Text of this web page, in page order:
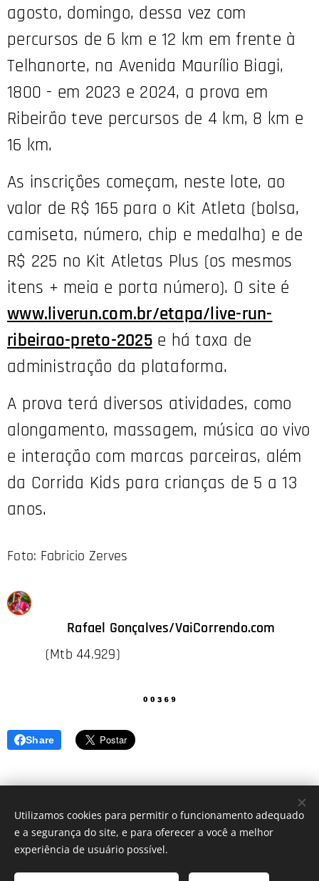
agosto, domingo, dessa vez com
percursos de 6 km e 12 km em frente à
Telhanorte, na Avenida Maurílio Biagi,
1800 - em 2023 e 2024, a prova em
Ribeirão teve percursos de 4 km, 8 km e
16 km.
As inscrições começam, neste lote, ao
valor de R$ 165 para o Kit Atleta (bolsa,
camiseta, número, chip e medalha) e de
R$ 225 no Kit Atletas Plus (os mesmos
itens + meia e porta número). O site é
www.liverun.com.br/etapa/live-run-
ribeirao-preto-2025e há taxa de
administração da plataforma.
A prova terá diversos atividades, como
alongamento, massagem, música ao vivo
e interação com marcas parceiras, além
da Corrida Kids para crianças de 5 a 13
anos.
Foto: Fabricio Zerves
✍️ Rafael Gonçalves/VaiCorrendo.com
(Mtb 44.929)
Share
© 2022 Todos os direitos reservados
Utilizamos cookies para permitir o funcionamento adequado
e a segurança do site, e para oferecer a você a melhor
experiência de usuário possível.